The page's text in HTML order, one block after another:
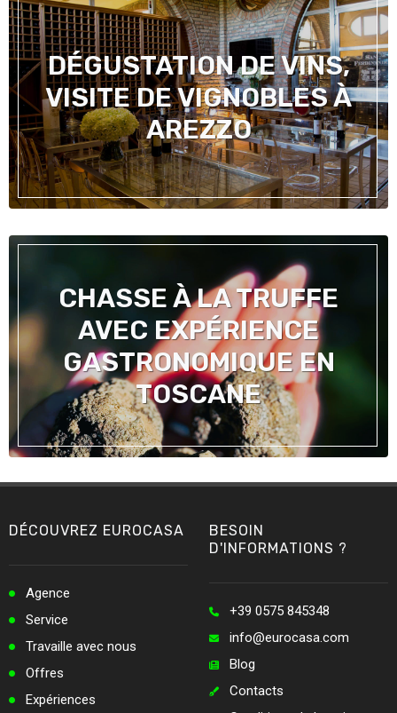
DÉGUSTATION DE VINS,
VISITE DE VIGNOBLES À
AREZZO
CHASSE À LA TRUFFE
AVEC EXPÉRIENCE
GASTRONOMIQUE EN
TOSCANE
DÉCOUVREZ EUROCASA
Agence
Service
Travaille avec nous
Offres
Expériences
BESOIN
D'INFORMATIONS ?
+39 0575 845348
info@eurocasa.com
Blog
Contacts